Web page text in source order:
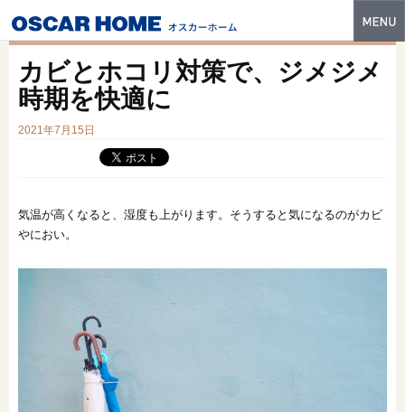
イベント・モデルハウス
カビとホコリ対策で、ジメジメ
時期を快適に
2021年7月15日
気温が高くなると、湿度も上がります。そうすると気になるのがカビ
やにおい。